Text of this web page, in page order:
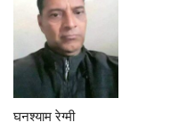
घनश्याम रेग्मी